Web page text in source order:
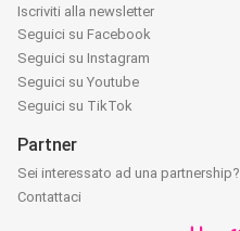
Iscriviti alla newsletter
Seguici su Facebook
Seguici su Instagram
Seguici su Youtube
Seguici su TikTok
Partner
Sei interessato ad una partnership?
Contattaci